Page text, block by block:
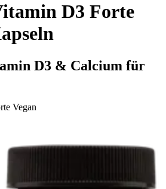
D3 Forte
D3 & Calcium für
Vegan